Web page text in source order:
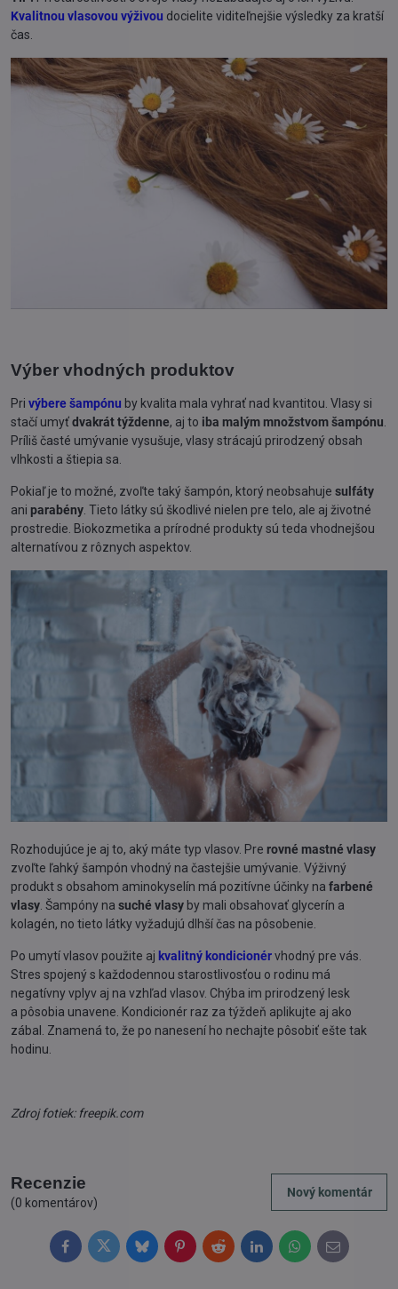
Kvalitnou vlasovou výživou docielite viditeľnejšie výsledky za kratší
čas.
Výber vhodných produktov
Pri výbere šampónu by kvalita mala vyhrať nad kvantitou. Vlasy si
stačí umyťdvakrát týždenne, aj to iba malým množstvom šampónu
Príliš časté umývanie vysušuje, vlasy strácajú prirodzený obsah
vlhkosti a štiepia sa.
Pokiaľ je to možné, zvoľte taký šampón, ktorý neobsahuje sulfáty
ani parabény . Tieto látky sú škodlivé nielen pre telo, ale aj životné
prostredie. Biokozmetika a prírodné produkty sú teda vhodnejšou
alternatívou z rôznych aspektov.
Rozhodujúce je aj to, aký máte typ vlasov. Pre rovné mastné vlasy
zvoľte ľahký šampón vhodný na častejšie umývanie. Výživný
produkt s obsahom aminokyselín má pozitívne účinky na farbené
vlasy . Šampóny na suché vlasy by mali obsahovať glycerín a
kolagén, no tieto látky vyžadujú dlhší čas na pôsobenie.
Po umytí vlasov použite aj kvalitný kondicionérvhodný pre vás.
Stres spojený s každodennou starostlivosťou o rodinu má
negatívny vplyv aj na vzhľad vlasov. Chýba im prirodzený lesk
a pôsobia unavene. Kondicionér raz za týždeň aplikujte aj ako
zábal. Znamená to, že po nanesení ho nechajte pôsobiť ešte tak
hodinu.
Zdroj fotiek: freepik.com
Recenzie
(0 komentárov)
Nový komentár
FacebookTwitterBlueskyPinterestRedditLinkedInWhatsApp
E-
mail